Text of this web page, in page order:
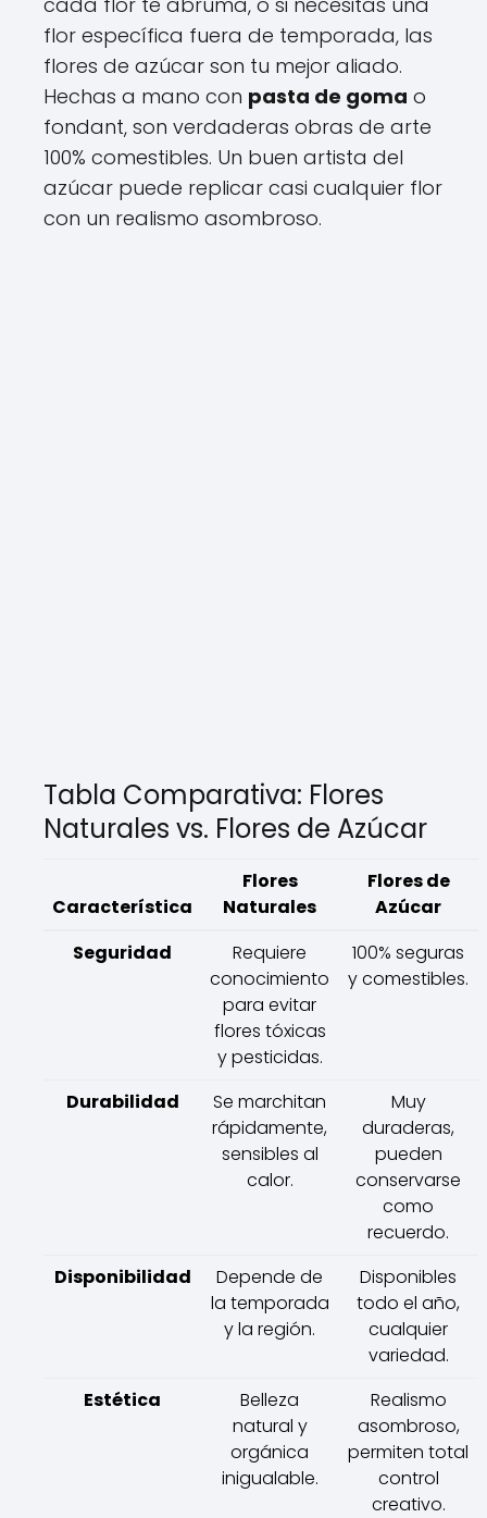
flor específica fuera de temporada, las
flores de azúcar son tu mejor aliado.
Hechas a mano con pasta de goma o
fondant, son verdaderas obras de arte
100% comestibles. Un buen artista del
azúcar puede replicar casi cualquier flor
con un realismo asombroso.
Tabla Comparativa: Flores
Naturales vs. Flores de Azúcar
Característica
Flores
Naturales
Flores de
Azúcar
Seguridad
Requiere
conocimiento
para evitar
flores tóxicas
y pesticidas.
100% seguras
y comestibles.
Durabilidad
Se marchitan
rápidamente,
sensibles al
calor.
Muy
duraderas,
pueden
conservarse
como
recuerdo.
Disponibilidad
Depende de
la temporada
y la región.
Disponibles
todo el año,
cualquier
variedad.
Estética
Belleza
natural y
orgánica
inigualable.
Realismo
asombroso,
permiten total
control
creativo.